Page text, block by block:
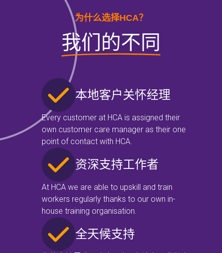
为什么选择HCA？
我们的不同
本地客户关怀经理
Every customer at HCA is assigned their
own customer care manager as their one
point of contact with HCA.
资深支持工作者
At HCA we are able to upskill and train
workers regularly thanks to our own in-
house training organisation.
全天候支持